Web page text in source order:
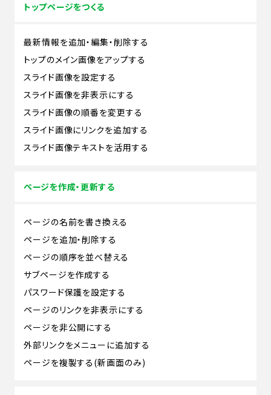
トップページをつくる
最新情報を追加・編集・削除する
トップのメイン画像をアップする
スライド画像を設定する
スライド画像を非表示にする
スライド画像の順番を変更する
スライド画像にリンクを追加する
スライド画像テキストを活用する
ページを作成・更新する
ページの名前を書き換える
ページを追加・削除する
ページの順序を並べ替える
サブページを作成する
パスワード保護を設定する
ページのリンクを非表示にする
ページを非公開にする
外部リンクをメニューに追加する
ページを複製する(新画面のみ)